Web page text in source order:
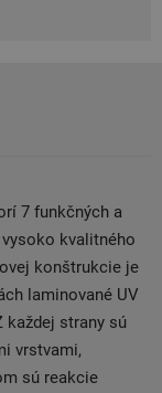
7 funkčných a
kvalitného
konštrukcie je
laminované UV
každej strany sú
vrstvami,
sú reakcie